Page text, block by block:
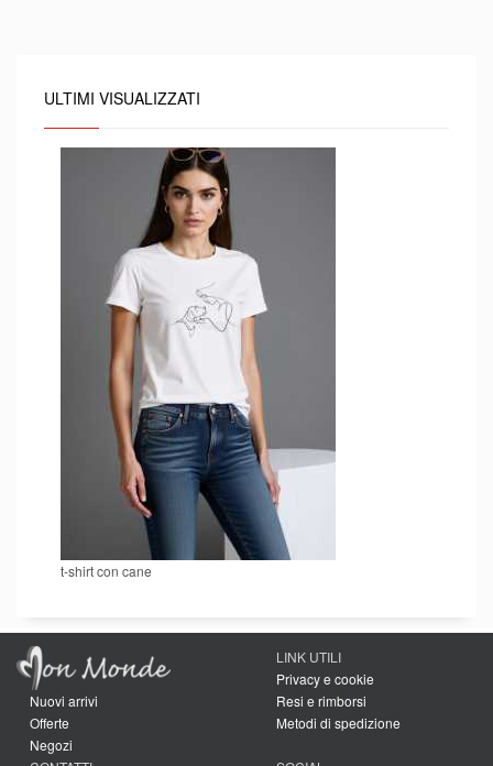
ULTIMI VISUALIZZATI
t-shirt con cane
Nuovi arrivi
Offerte
Negozi
LINK UTILI
Privacy e cookie
Resi e rimborsi
Metodi di spedizione